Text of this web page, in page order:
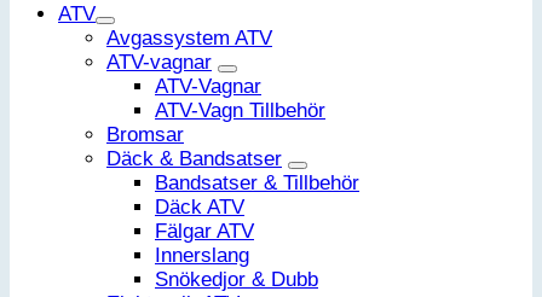
ATV
Avgassystem ATV
ATV-vagnar
ATV-Vagnar
ATV-Vagn Tillbehör
Bromsar
Däck & Bandsatser
Bandsatser & Tillbehör
Däck ATV
Fälgar ATV
Innerslang
Snökedjor & Dubb